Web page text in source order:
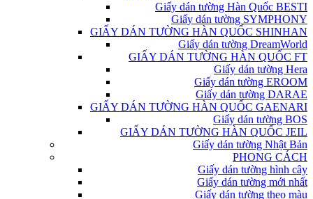
Giấy dán tường Hàn Quốc BESTI
Giấy dán tường SYMPHONY
GIẤY DÁN TƯỜNG HÀN QUỐC SHINHAN
Giấy dán tường DreamWorld
GIẤY DÁN TƯỜNG HÀN QUỐC FT
Giấy dán tường Hera
Giấy dán tường EROOM
Giấy dán tường DARAE
GIẤY DÁN TƯỜNG HÀN QUỐC GAENARI
Giấy dán tường BOS
GIẤY DÁN TƯỜNG HÀN QUỐC JEIL
Giấy dán tường Nhật Bản
PHONG CÁCH
Giấy dán tường hình cây
Giấy dán tường mới nhất
Giấy dán tường theo màu